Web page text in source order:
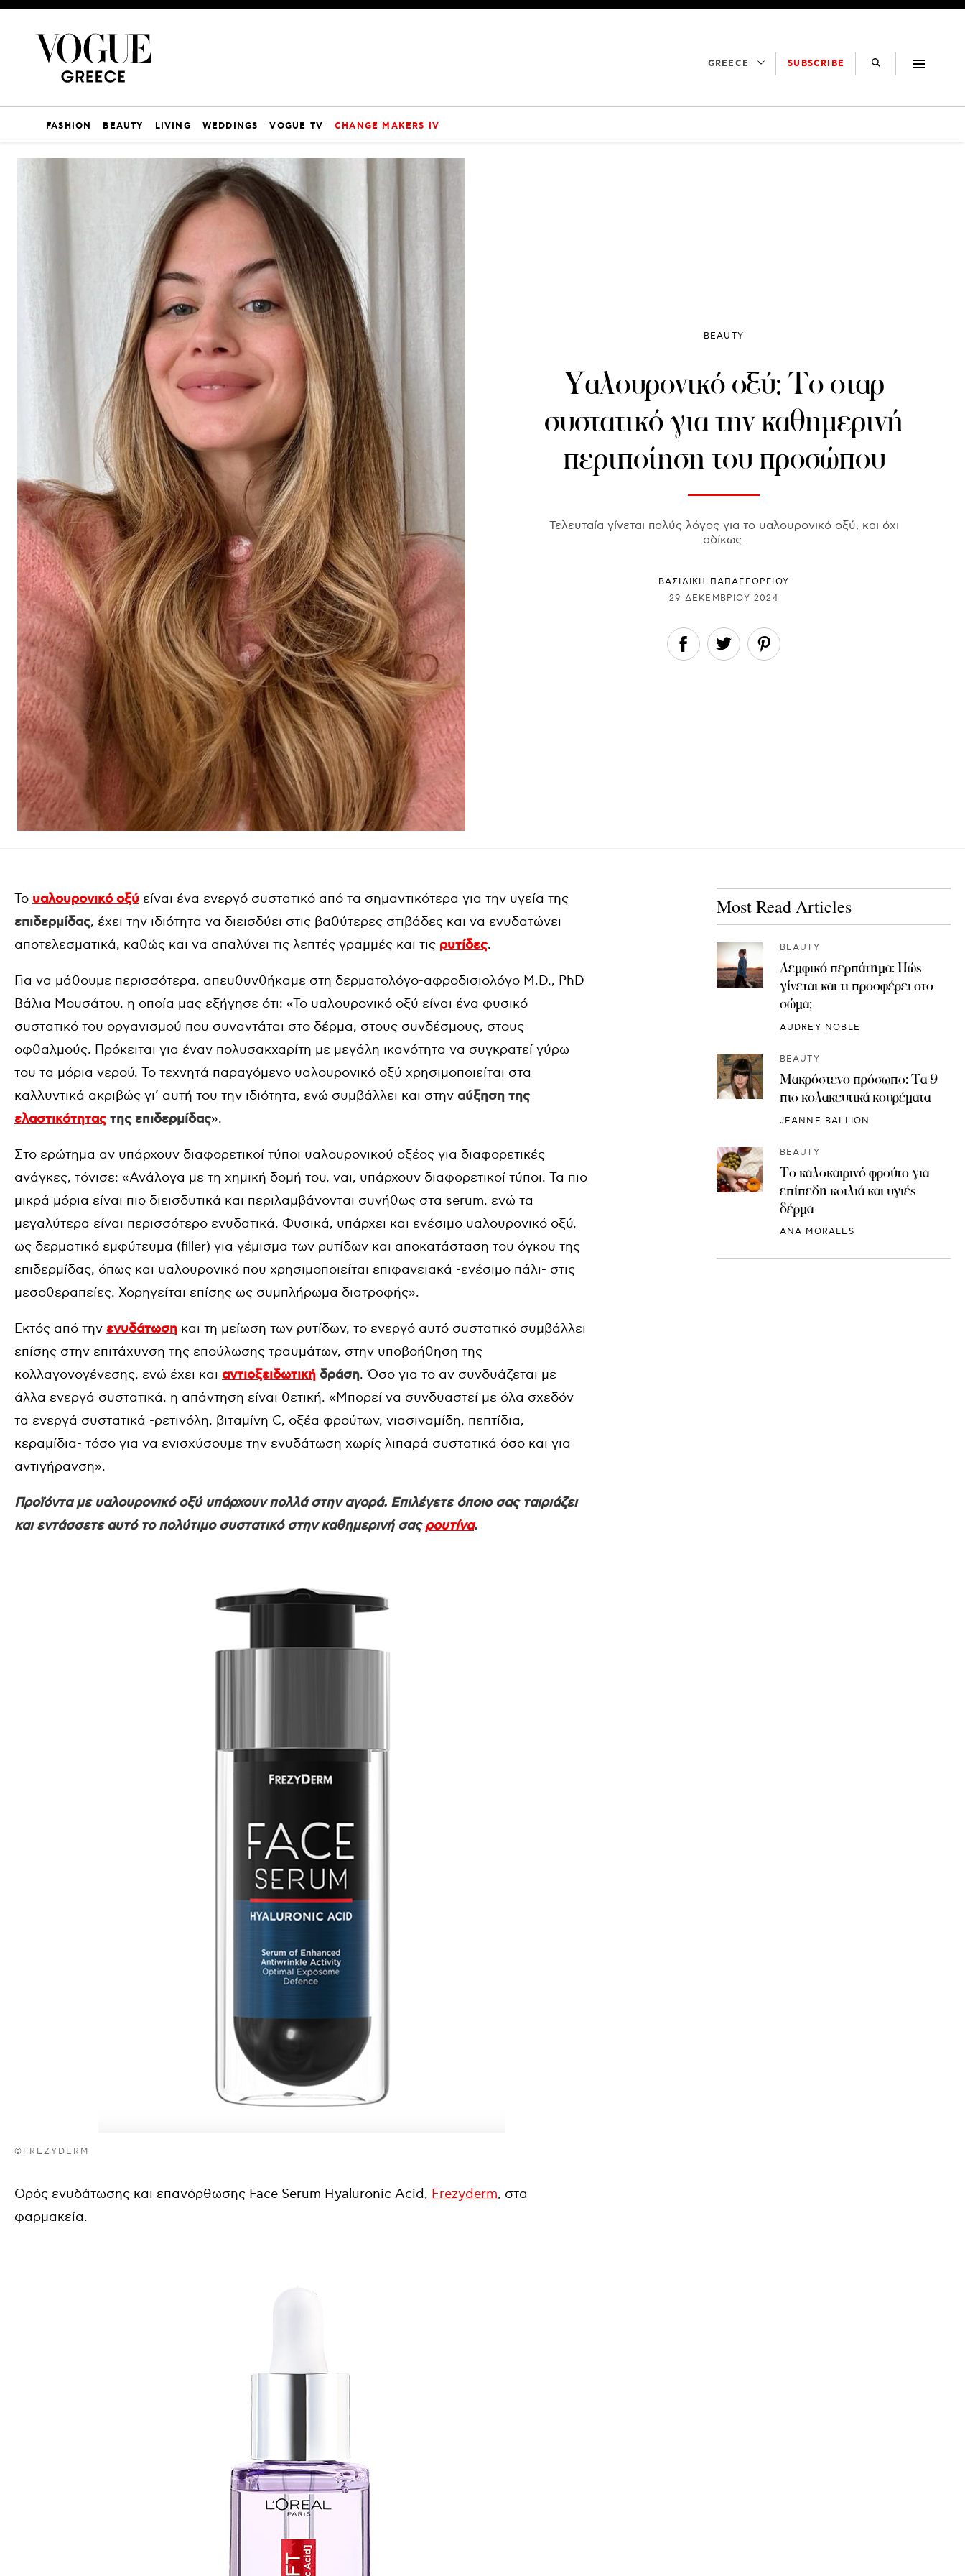
GREECE SUBSCRIBE
FASHION BEAUTY LIVING WEDDINGS VOGUE TV CHANGE MAKERS IV
BEAUTY
Υαλουρονικό οξύ: Το σταρ
συστατικό για την καθημερινή
περιποίηση του προσώπου
Τελευταία γίνεται πολύς λόγος για το υαλουρονικό οξύ, και όχι
αδίκως.
ΒΑΣΙΛΙΚΗ ΠΑΠΑΓΕΩΡΓΙΟΥ
29 ΔΕΚΕΜΒΡΊΟΥ 2024
Το υαλουρονικό οξύ είναι ένα ενεργό συστατικό από τα σημαντικότερα για την υγεία της
επιδερμίδας, έχει την ιδιότητα να διεισδύει στις βαθύτερες στιβάδες και να ενυδατώνει
αποτελεσματικά, καθώς και να απαλύνει τις λεπτές γραμμές και τις ρυτίδες.
Για να μάθουμε περισσότερα, απευθυνθήκαμε στη δερματολόγο-αφροδισιολόγο M.D., PhD
Βάλια Μουσάτου, η οποία μας εξήγησε ότι: «Το υαλουρονικό οξύ είναι ένα φυσικό
συστατικό του οργανισμού που συναντάται στο δέρμα, στους συνδέσμους, στους
οφθαλμούς. Πρόκειται για έναν πολυσακχαρίτη με μεγάλη ικανότητα να συγκρατεί γύρω
του τα μόρια νερού. Το τεχνητά παραγόμενο υαλουρονικό οξύ χρησιμοποιείται στα
καλλυντικά ακριβώς γι’ αυτή του την ιδιότητα, ενώ συμβάλλει και στην αύξηση της
ελαστικότητας της επιδερμίδας».
Στο ερώτημα αν υπάρχουν διαφορετικοί τύποι υαλουρονικού οξέος για διαφορετικές
ανάγκες, τόνισε: «Ανάλογα με τη χημική δομή του, ναι, υπάρχουν διαφορετικοί τύποι. Τα πιο
μικρά μόρια είναι πιο διεισδυτικά και περιλαμβάνονται συνήθως στα serum, ενώ τα
μεγαλύτερα είναι περισσότερο ενυδατικά. Φυσικά, υπάρχει και ενέσιμο υαλουρονικό οξύ,
ως δερματικό εμφύτευμα (filler) για γέμισμα των ρυτίδων και αποκατάσταση του όγκου της
επιδερμίδας, όπως και υαλουρονικό που χρησιμοποιείται επιφανειακά -ενέσιμο πάλι- στις
μεσοθεραπείες. Χορηγείται επίσης ως συμπλήρωμα διατροφής».
Εκτός από την ενυδάτωση και τη μείωση των ρυτίδων, το ενεργό αυτό συστατικό συμβάλλει
επίσης στην επιτάχυνση της επούλωσης τραυμάτων, στην υποβοήθηση της
κολλαγονογένεσης, ενώ έχει και αντιοξειδωτική δράση. Όσο για το αν συνδυάζεται με
άλλα ενεργά συστατικά, η απάντηση είναι θετική. «Μπορεί να συνδυαστεί με όλα σχεδόν
τα ενεργά συστατικά -ρετινόλη, βιταμίνη C, οξέα φρούτων, νιασιναμίδη, πεπτίδια,
κεραμίδια- τόσο για να ενισχύσουμε την ενυδάτωση χωρίς λιπαρά συστατικά όσο και για
αντιγήρανση».
Προϊόντα με υαλουρονικό οξύ υπάρχουν πολλά στην αγορά. Επιλέγετε όποιο σας ταιριάζει
και εντάσσετε αυτό το πολύτιμο συστατικό στην καθημερινή σαςρουτίνα.
©FREZYDERM
Ορός ενυδάτωσης και επανόρθωσης Face Serum Hyaluronic Acid, Frezyderm, στα
φαρμακεία.
Most Read Articles
BEAUTY
Λεμφικό περπάτημα: Πώς
γίνεται και τι προσφέρει στο
σώμα;
AUDREY NOBLE
BEAUTY
Μακρόστενο πρόσωπο: Τα 9
πιο κολακευτικά κουρέματα
JEANNE BALLION
BEAUTY
Το καλοκαιρινό φρούτο για
επίπεδη κοιλιά και υγιές
δέρμα
ANA MORALES